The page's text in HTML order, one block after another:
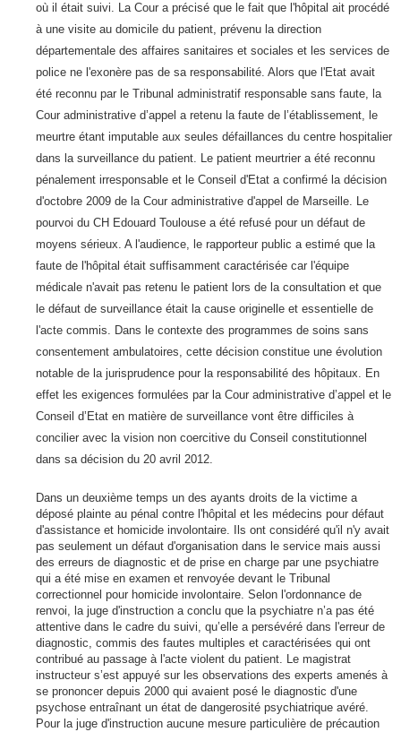
où il était suivi. La Cour a précisé que le fait que l'hôpital ait procédé
à une visite au domicile du patient, prévenu la direction
départementale des affaires sanitaires et sociales et les services de
police ne l'exonère pas de sa responsabilité. Alors que l'Etat avait
été reconnu par le Tribunal administratif responsable sans faute, la
Cour administrative d’appel a retenu la faute de l’établissement, le
meurtre étant imputable aux seules défaillances du centre hospitalier
dans la surveillance du patient. Le patient meurtrier a été reconnu
pénalement irresponsable et le Conseil d'Etat a confirmé la décision
d'octobre 2009 de la Cour administrative d'appel de Marseille. Le
pourvoi du CH Edouard Toulouse a été refusé pour un défaut de
moyens sérieux. A l'audience, le rapporteur public a estimé que la
faute de l'hôpital était suffisamment caractérisée car l'équipe
médicale n'avait pas retenu le patient lors de la consultation et que
le défaut de surveillance était la cause originelle et essentielle de
l'acte commis. Dans le contexte des programmes de soins sans
consentement ambulatoires, cette décision constitue une évolution
notable de la jurisprudence pour la responsabilité des hôpitaux. En
effet les exigences formulées par la Cour administrative d’appel et le
Conseil d’Etat en matière de surveillance vont être difficiles à
concilier avec la vision non coercitive du Conseil constitutionnel
dans sa décision du 20 avril 2012.
Dans un deuxième temps un des ayants droits de la victime a
déposé plainte au pénal contre l'hôpital et les médecins pour défaut
d'assistance et homicide involontaire. Ils ont considéré qu'il n'y avait
pas seulement un défaut d'organisation dans le service mais aussi
des erreurs de diagnostic et de prise en charge par une psychiatre
qui a été mise en examen et renvoyée devant le Tribunal
correctionnel pour homicide involontaire. Selon l'ordonnance de
renvoi, la juge d'instruction a conclu que la psychiatre n’a pas été
attentive dans le cadre du suivi, qu’elle a persévéré dans l'erreur de
diagnostic, commis des fautes multiples et caractérisées qui ont
contribué au passage à l'acte violent du patient. Le magistrat
instructeur s’est appuyé sur les observations des experts amenés à
se prononcer depuis 2000 qui avaient posé le diagnostic d'une
psychose entraînant un état de dangerosité psychiatrique avéré.
Pour la juge d'instruction aucune mesure particulière de précaution